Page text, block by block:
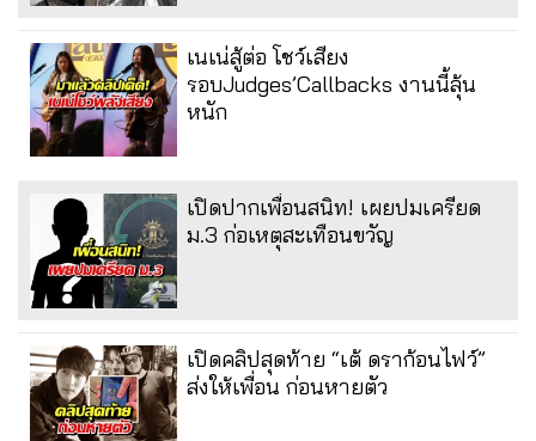
เนเน่สู้ต่อ โชว์เสียง
รอบJudges’Callbacks งานนี้ลุ้น
หนัก
เปิดปากเพื่อนสนิท! เผยปมเครียด
ม.3 ก่อเหตุสะเทือนขวัญ
เปิดคลิปสุดท้าย “เต้ ดราก้อนไฟว์”
ส่งให้เพื่อน ก่อนหายตัว